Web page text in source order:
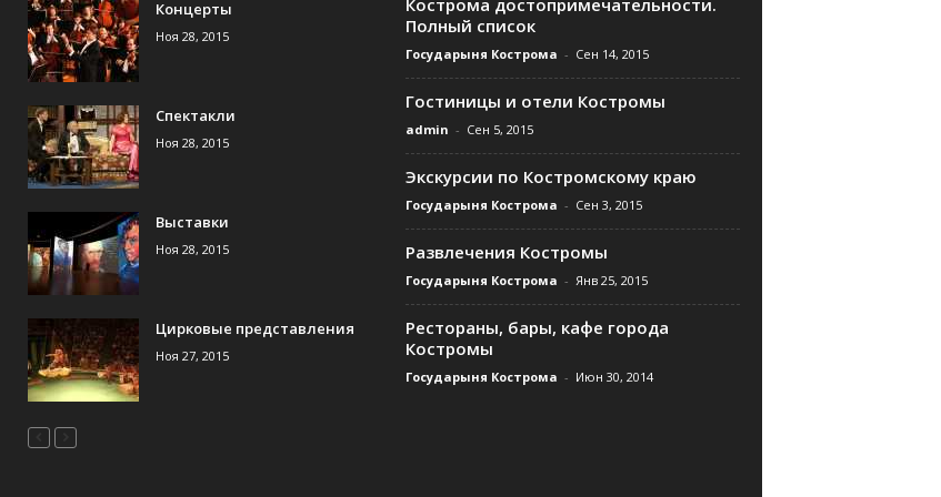
Концерты
Ноя 28, 2015
Спектакли
Ноя 28, 2015
Выставки
Ноя 28, 2015
Цирковые представления
Ноя 27, 2015
Полный список
Государыня Кострома - Сен 14, 2015
Гостиницы и отели Костромы
admin - Сен 5, 2015
Экскурсии по Костромскому краю
Государыня Кострома - Сен 3, 2015
Развлечения Костромы
Государыня Кострома - Янв 25, 2015
Рестораны, бары, кафе города
Костромы
Государыня Кострома - Июн 30, 2014